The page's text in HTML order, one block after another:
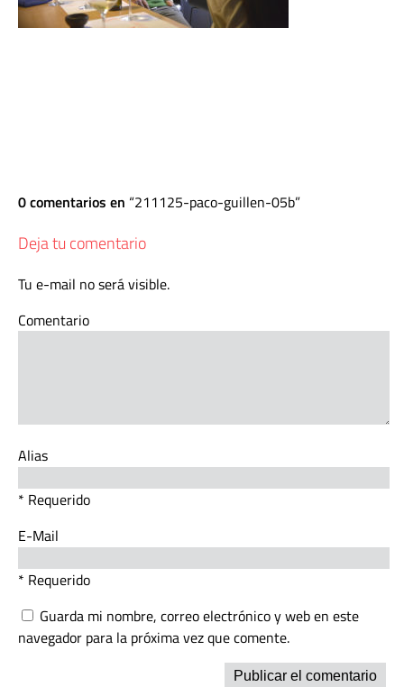
0 comentarios en 211125-paco-guillen-05b
Deja tu comentario
Tu e-mail no será visible.
Comentario
Alias
* Requerido
E-Mail
* Requerido
Guarda mi nombre, correo electrónico y web en este
navegador para la próxima vez que comente.